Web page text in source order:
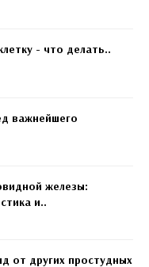
- что делать..
важнейшего
железы:
и..
от других простудных